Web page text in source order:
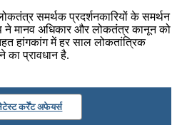
समर्थक प्रदर्शनकारियों के समर्थन
ने मानव अधिकार और लोकतंत्र कानून को
हांगकांग में हर साल लोकतांत्रिक
का प्रावधान है.
कर्रेंट अफेयर्स